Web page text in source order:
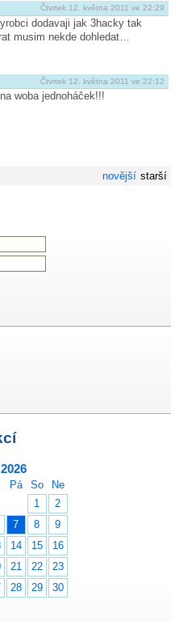
Čtvrtek 12. května 2011 ve 22:29
dodavaji jak 3hacky tak
musim nekde dohledat…
Čtvrtek 12. května 2011 ve 22:12
woba jednoháček!!!
novější starší
Pá So
Ne
1
2
7 8
9
14 15
16
21 22
23
28 29
30